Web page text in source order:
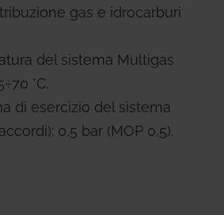
gas e idrocarburi
del sistema Multigas
°C.
di esercizio del sistema
0,5 bar (MOP 0,5).